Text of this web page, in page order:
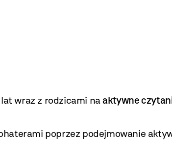
wraz z rodzicami naaktywne
poprzez podejmowanie